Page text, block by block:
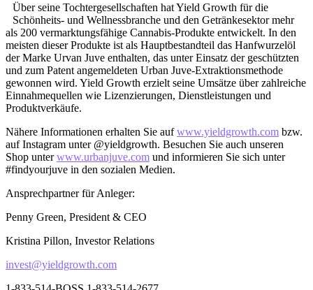
Über seine Tochtergesellschaften hat Yield Growth für die
Schönheits- und Wellnessbranche und den Getränkesektor mehr
als 200 vermarktungsfähige Cannabis-Produkte entwickelt. In den
meisten dieser Produkte ist als Hauptbestandteil das Hanfwurzelöl
der Marke Urvan Juve enthalten, das unter Einsatz der geschützten
und zum Patent angemeldeten Urban Juve-Extraktionsmethode
gewonnen wird. Yield Growth erzielt seine Umsätze über zahlreiche
Einnahmequellen wie Lizenzierungen, Dienstleistungen und
Produktverkäufe.
Nähere Informationen erhalten Sie aufwww.yieldgrowth.com bzw.
auf Instagram unter @yieldgrowth. Besuchen Sie auch unseren
Shop unterwww.urbanjuve.com und informieren Sie sich unter
#findyourjuve in den sozialen Medien.
Ansprechpartner für Anleger:
Penny Green, President & CEO
Kristina Pillon, Investor Relations
invest@yieldgrowth.com